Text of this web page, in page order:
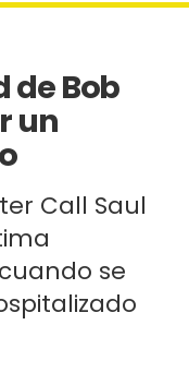
de Bob
un
Call Saul
se